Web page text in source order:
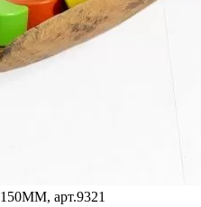
арт.9321